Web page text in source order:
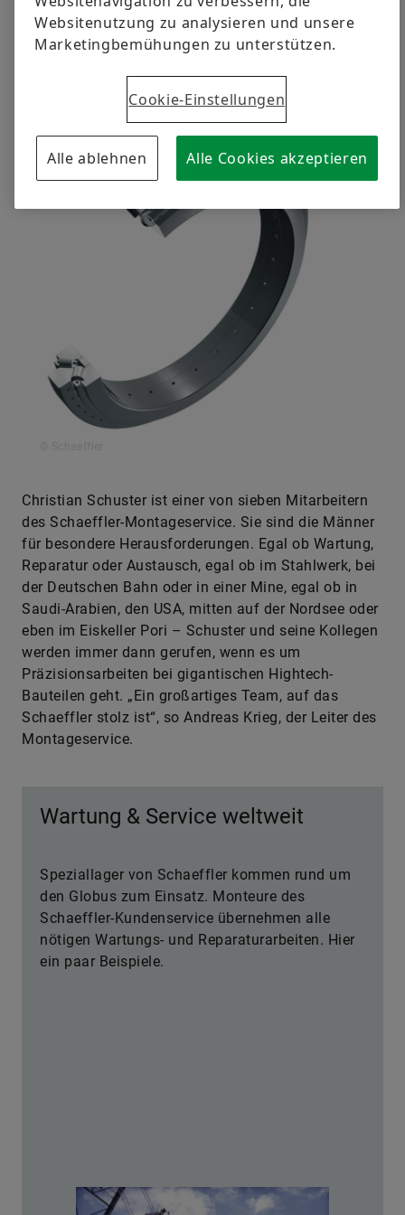
Ein großartiges Team, auf das
Schaeffler stolz ist
Christian Schuster ist einer von sieben Mitarbeitern
des Schaeffler-Montageservice. Sie sind die Männer
für besondere Herausforderungen. Egal ob Wartung,
Reparatur oder Austausch, egal ob im Stahlwerk, bei
der Deutschen Bahn oder in einer Mine, egal ob in
Saudi-Arabien, den USA, mitten auf der Nordsee oder
eben im Eiskeller Pori – Schuster und seine Kollegen
werden immer dann gerufen, wenn es um
Präzisionsarbeiten bei gigantischen Hightech-
Bauteilen geht. „Ein großartiges Team, auf das
Schaeffler stolz ist“, so Andreas Krieg, der Leiter des
Montageservice.
Wartung & Service weltweit
Speziallager von Schaeffler kommen rund um
den Globus zum Einsatz. Monteure des
Schaeffler-Kundenservice übernehmen alle
nötigen Wartungs- und Reparaturarbeiten. Hier
ein paar Beispiele.
Websitenutzung zu analysieren und unsere
Marketingbemühungen zu unterstützen.
Cookie-Einstellungen
Alle ablehnen Alle Cookies akzeptieren